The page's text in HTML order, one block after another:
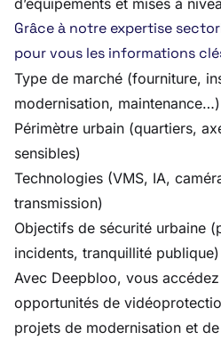
d’équipements et mises à
Grâce à notre expertise
pour vous les informations
Type de marché (fourniture,
modernisation, maintenance…)
Périmètre urbain (quartiers,
sensibles)
Technologies (VMS, IA,
transmission)
Objectifs de sécurité urbaine
incidents, tranquillité publique)
Avec Deepbloo, vous
opportunités de
projets de modernisation et